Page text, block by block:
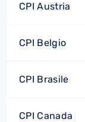
CPI Austria
CPI Belgio
CPI Brasile
CPI Canada